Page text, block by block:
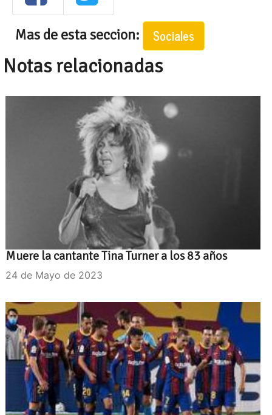
Mas de esta seccion: Sociales
Notas relacionadas
Muere la cantante Tina Turner a los 83 años
24 de Mayo de 2023